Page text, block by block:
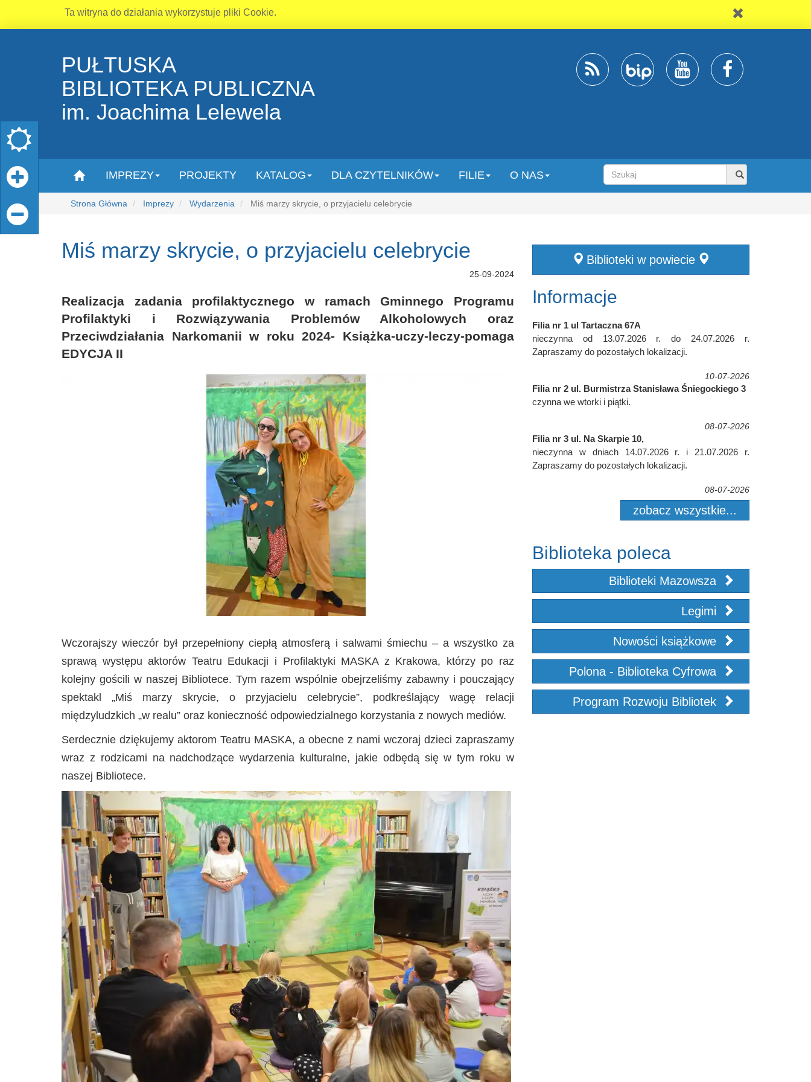
Ta witryna do działania wykorzystuje pliki Cookie.
PUŁTUSKA
BIBLIOTEKA PUBLICZNA
im. Joachima Lelewela
IMPREZY PROJEKTY KATALOG DLA CZYTELNIKÓW FILIE O NAS
Strona Główna Imprezy Wydarzenia Miś marzy skrycie, o przyjacielu celebrycie
Miś marzy skrycie, o przyjacielu celebrycie
25-09-2024
Realizacja zadania profilaktycznego w ramach Gminnego Programu
Profilaktyki i Rozwiązywania Problemów Alkoholowych oraz
Przeciwdziałania Narkomanii w roku 2024- Książka-uczy-leczy-pomaga
EDYCJA II
Wczorajszy wieczór był przepełniony ciepłą atmosferą i salwami śmiechu – a wszystko za
sprawą występu aktorów Teatru Edukacji i Profilaktyki MASKA z Krakowa, którzy po raz
kolejny gościli w naszej Bibliotece. Tym razem wspólnie obejrzeliśmy zabawny i pouczający
spektakl „Miś marzy skrycie, o przyjacielu celebrycie”, podkreślający wagę relacji
międzyludzkich „w realu” oraz konieczność odpowiedzialnego korzystania z nowych mediów.
Serdecznie dziękujemy aktorom Teatru MASKA, a obecne z nami wczoraj dzieci zapraszamy
wraz z rodzicami na nadchodzące wydarzenia kulturalne, jakie odbędą się w tym roku w
naszej Bibliotece.
Biblioteki w powiecie
Informacje
Filia nr 1 ul Tartaczna 67A
nieczynna od 13.07.2026 r. do 24.07.2026 r.
Zapraszamy do pozostałych lokalizacji.
10-07-2026
Filia nr 2 ul. Burmistrza Stanisława Śniegockiego 3
czynna we wtorki i piątki.
08-07-2026
Filia nr 3 ul. Na Skarpie 10,
nieczynna w dniach 14.07.2026 r. i 21.07.2026 r.
Zapraszamy do pozostałych lokalizacji.
08-07-2026
zobacz wszystkie...
Biblioteka poleca
Biblioteki Mazowsza
Legimi
Nowości książkowe
Polona - Biblioteka Cyfrowa
Program Rozwoju Bibliotek